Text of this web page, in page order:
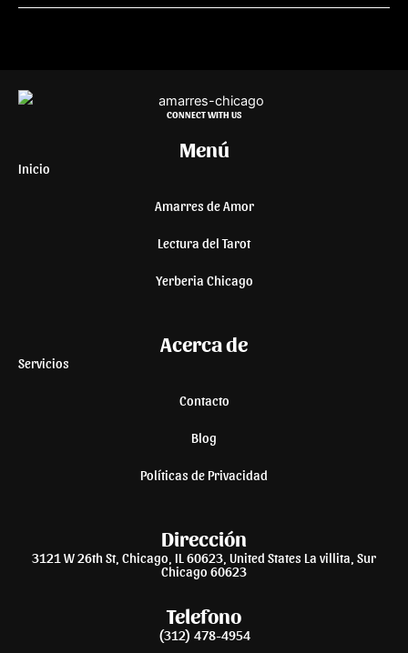
CONNECT WITH US
Menú
Inicio
Amarres de Amor
Lectura del Tarot
Yerberia Chicago
Acerca de
Servicios
Contacto
Blog
Políticas de Privacidad
Dirección
3121 W 26th St, Chicago, IL 60623, United States La villita, Sur
Chicago 60623
Telefono
(312) 478-4954